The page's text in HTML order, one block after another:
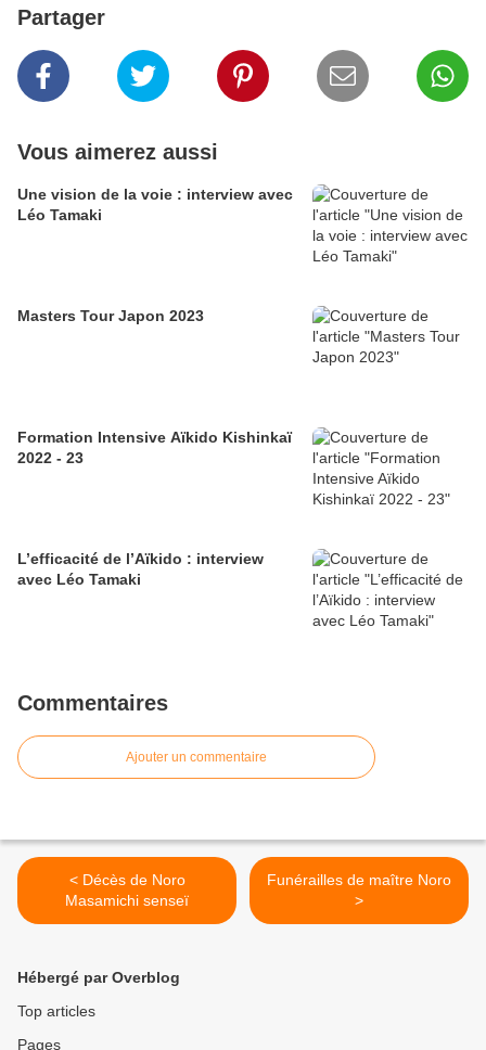
Partager
Vous aimerez aussi
Une vision de la voie : interview avec
Léo Tamaki
Masters Tour Japon 2023
Formation Intensive Aïkido Kishinkaï
2022 - 23
L’efficacité de l’Aïkido : interview
avec Léo Tamaki
Commentaires
Ajouter un commentaire
< Décès de Noro
Masamichi senseï
Funérailles de maître Noro
>
Hébergé par Overblog
Top articles
Pages